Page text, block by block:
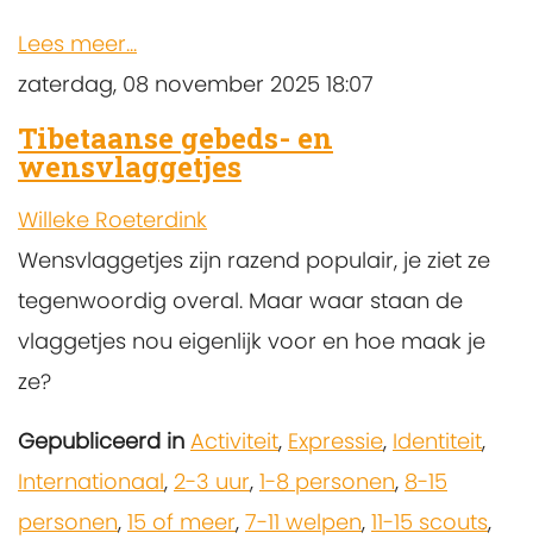
Lees meer...
zaterdag, 08 november 2025 18:07
Tibetaanse gebeds- en
wensvlaggetjes
Willeke Roeterdink
Wensvlaggetjes zijn razend populair, je ziet ze
tegenwoordig overal. Maar waar staan de
vlaggetjes nou eigenlijk voor en hoe maak je
ze?
Gepubliceerd in Activiteit, Expressie, Identiteit,
Internationaal, 2-3 uur, 1-8 personen, 8-15
personen, 15 of meer, 7-11 welpen, 11-15 scouts,